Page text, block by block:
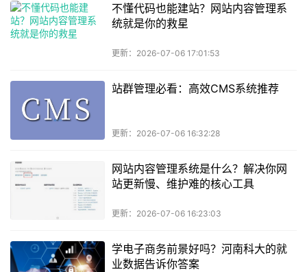
不懂代码也能建站？网站内容管理系
统就是你的救星
更新：2026-07-06 17:01:53
站群管理必看：高效CMS系统推荐
更新：2026-07-06 16:32:28
网站内容管理系统是什么？解决你网
站更新慢、维护难的核心工具
更新：2026-07-06 16:23:03
学电子商务前景好吗？河南科大的就
业数据告诉你答案